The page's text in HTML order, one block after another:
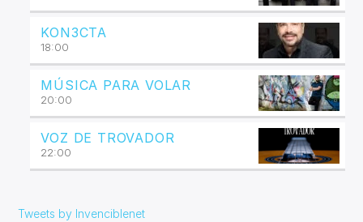
KON3CTA
18:00
MÚSICA PARA VOLAR
20:00
VOZ DE TROVADOR
22:00
Tweets by Invenciblenet